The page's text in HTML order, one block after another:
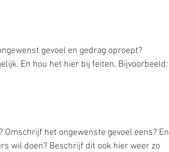
gevoel en gedrag oproept?
En hou het hier bij feiten. Bijvoorbeeld:
het ongewenste gevoel eens? En
wil doen? Beschrijf dit ook hier weer zo